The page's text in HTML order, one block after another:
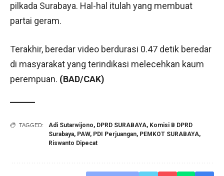
pilkada Surabaya. Hal-hal itulah yang membuat
partai geram.
Terakhir, beredar video berdurasi 0.47 detik beredar
di masyarakat yang terindikasi melecehkan kaum
perempuan. (BAD/CAK)
TAGGED: Adi Sutarwijono, DPRD SURABAYA, Komisi B DPRD
Surabaya, PAW, PDI Perjuangan, PEMKOT SURABAYA,
Riswanto Dipecat